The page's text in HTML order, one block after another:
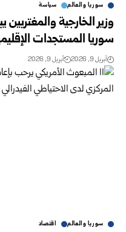
سوريا والعالم سياسة
وزير الخارجية
سوريا المستجدات
أبريل 9, 2026 أبريل 9, 2026
سوريا والعالم اقتصاد